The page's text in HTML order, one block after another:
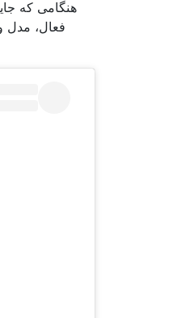
هنگامی که
فعال، مدل